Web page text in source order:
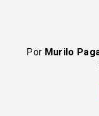
Por Murilo